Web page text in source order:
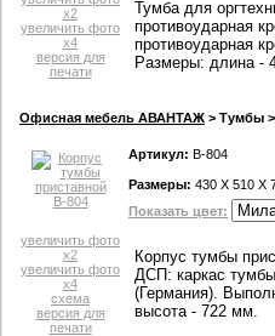
x2
увеличить фото
x4
версия для
печати
Тумба для
противоударная
противоударная
Размеры: длина -
Офисная мебель АВАНТАЖ > Тумбы
Артикул: В-804
Размеры: 430 X 510 X
Показать цвет:
увеличить фото
x2
увеличить фото
x4
схема
версия для
печати
Корпус тумбы
ДСП: каркас
(Германия).
высота - 722 мм.